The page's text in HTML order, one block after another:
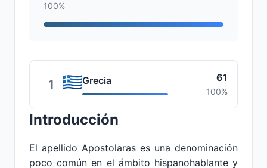
100%
1 Grecia 61
100%
Introducción
El apellido Apostolaras es una denominación
poco común en el ámbito hispanohablante y